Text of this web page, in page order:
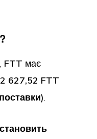
FTT має
627,52 FTT
.